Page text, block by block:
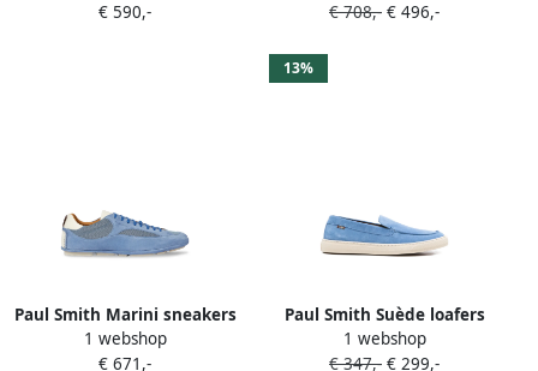
€ 590,-
€ 708,- € 496,-
Paul Smith Marini sneakers
met mesh vlak Blauw
1 webshop
€ 671,-
13%
Paul Smith Suède loafers
Blauw
1 webshop
€ 347,- € 299,-